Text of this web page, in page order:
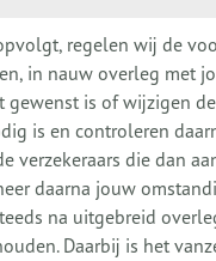
regelen wij de
in nauw overleg met
gewenst is of wijzigen
is en controleren
verzekeraars die dan
daarna jouw
na uitgebreid
Daarbij is het